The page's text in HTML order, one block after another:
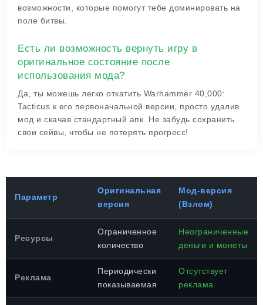
возможности, которые помогут тебе доминировать на
поле битвы.
Есть ли возможность вернуть игру в
оригинальное состояние после
использования мода?
Да, ты можешь легко откатить Warhammer 40,000:
Tacticus к его первоначальной версии, просто удалив
мод и скачав стандартный апк. Не забудь сохранить
свои сейвы, чтобы не потерять прогресс!
Параметр
Оригинальная
версия
Мод-версия
(Взлом)
Ресурсы
Ограниченное
количество
Неограниченные
деньги и монеты
Реклама
Периодически
показываемая
Отсутствует
реклама